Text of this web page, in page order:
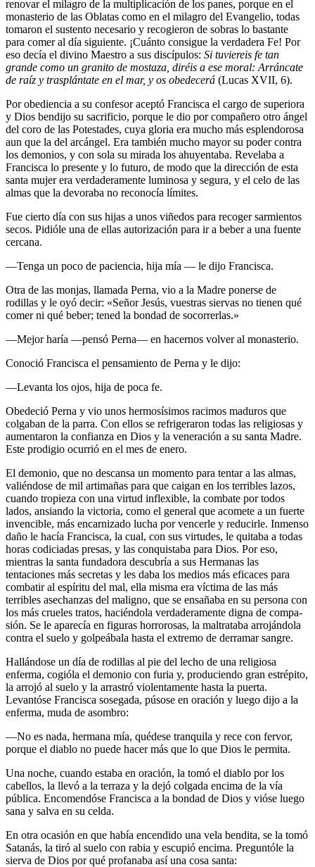
renovar el milagro de la multiplica­ción de los panes, porque en el
monasterio de las Oblatas como en el mi­lagro del Evangelio, todas
tomaron el sustento necesario y recogieron de sobras lo bastante
para comer al día siguiente. ¡Cuánto consigue la verda­dera Fe! Por
eso decía el divino Maestro a sus discípulos: Si tuviereis fe tan
grande como un granito de mostaza, diréis a ese moral: Arráncate
de raíz y trasplántate en el mar, y os obedecerá (Lucas XVII, 6).
Por obediencia a su confesor aceptó Francisca el cargo de superiora
y Dios bendijo su sacrificio, porque le dio por compañero otro ángel
del coro de las Potestades, cuya gloria era mucho más esplendorosa
aun que la del arcángel. Era también mucho mayor su poder contra
los demonios, y con sola su mirada los ahuyentaba. Revelaba a
Francisca lo presente y lo fu­turo, de modo que la dirección de esta
santa mujer era verdaderamente luminosa y segura, y el celo de las
almas que la devoraba no reconocía límites.
Fue cierto día con sus hijas a unos viñedos para recoger sarmientos
secos. Pidióle una de ellas autorización para ir a beber a una fuente
cercana.
—Tenga un poco de paciencia, hija mía — le dijo Francisca.
Otra de las monjas, llamada Perna, vio a la Madre ponerse de
rodillas y le oyó decir: «Señor Jesús, vuestras siervas no tienen qué
comer ni qué beber; tened la bondad de socorrerlas.»
—Mejor haría —pensó Perna— en hacernos volver al monasterio.
Conoció Francisca el pensamiento de Perna y le dijo:
—Levanta los ojos, hija de poca fe.
Obedeció Perna y vio unos hermosísimos racimos maduros que
colgaban de la parra. Con ellos se refrigeraron todas las religiosas y
aumentaron la confianza en Dios y la veneración a su santa Madre.
Este prodigio ocurrió en el mes de enero.
El demonio, que no descansa un momento para tentar a las almas,
valiéndose de mil artimañas para que caigan en los terribles lazos,
cuan­do tropieza con una virtud inflexible, la combate por todos
lados, ansiando la victoria, como el general que acomete a un fuerte
invencible, más encarnizado lucha por vencerle y reducirle. Inmenso
daño le hacía Francisca, la cual, con sus virtudes, le quitaba a todas
horas codiciadas presas, y las conquistaba para Dios. Por eso,
mientras la santa fundadora descubría a sus Hermanas las
tentaciones más secretas y les daba los medios más eficaces para
combatir al espíritu del mal, ella misma era víctima de las más
terribles asechanzas del maligno, que se ensañaba en su persona con
los más crueles tratos, haciéndola verdaderamente digna de compa­
sión. Se le aparecía en figuras horrorosas, la maltrataba arrojándola
contra el suelo y golpeábala hasta el extremo de derramar sangre.
Hallándose un día de rodillas al pie del lecho de una religiosa
enferma, cogióla el demonio con furia y, produciendo gran estrépito,
la arrojó al suelo y la arrastró violentamente hasta la puerta.
Levantóse Francisca sosegada, púsose en oración y luego dijo a la
enferma, muda de asombro:
—No es nada, hermana mía, quédese tranquila y rece con fervor,
porque el diablo no puede hacer más que lo que Dios le permita.
Una noche, cuando estaba en oración, la tomó el diablo por los
cabellos, la llevó a la terraza y la dejó colgada encima de la vía
pública. Encomen­dóse Francisca a la bondad de Dios y vióse luego
sana y salva en su celda.
En otra ocasión en que había encendido una vela bendita, se la tomó
Satanás, la tiró al suelo con rabia y escupió encima. Preguntóle la
sierva de Dios por qué profanaba así una cosa santa: